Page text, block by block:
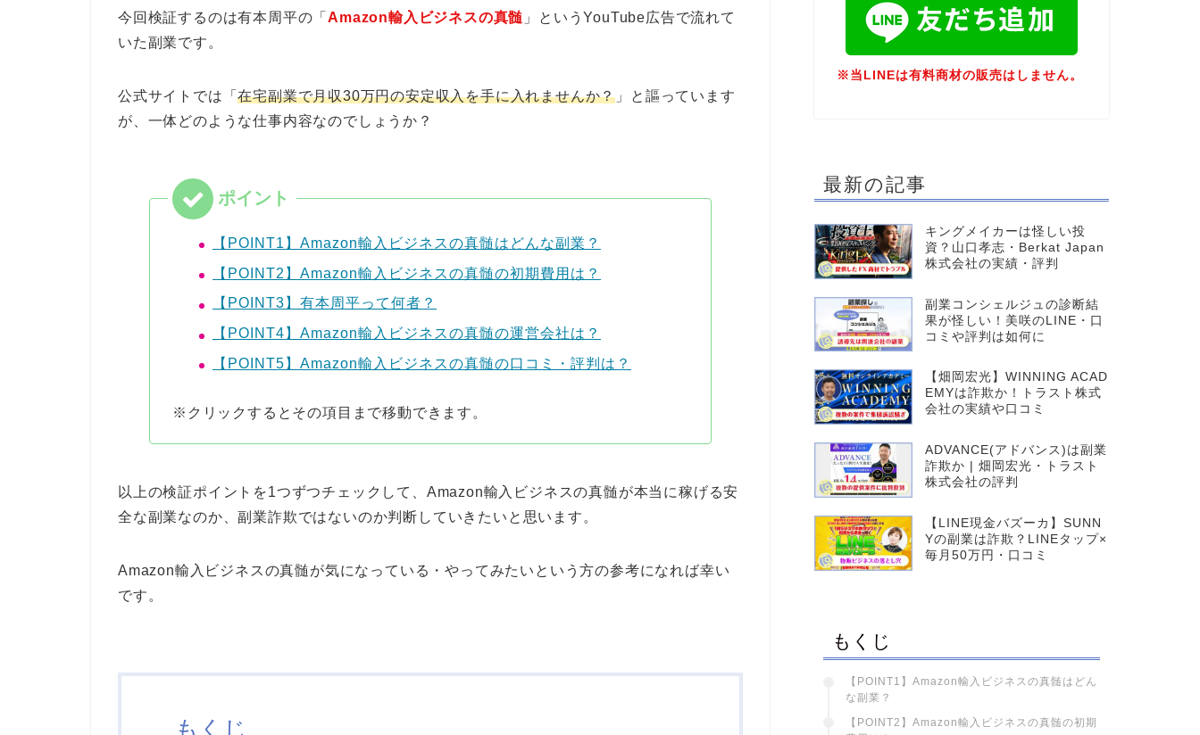
今回検証するのは有本周平の「Amazon輸入ビジネスの真髄 」というYouTube広告で流れて
いた副業です。
公式サイトでは「在宅副業で月収30万円の安定収入を手に入れませんか？ 」と謳っています
が、一体どのような仕事内容なのでしょうか？
【POINT1】Amazon輸入ビジネスの真髄はどんな副業？
【POINT2】Amazon輸入ビジネスの真髄の初期費用は？
【POINT3】有本周平って何者？
【POINT4】Amazon輸入ビジネスの真髄の運営会社は？
【POINT5】Amazon輸入ビジネスの真髄の口コミ・評判は？
※クリックするとその項目まで移動できます。
以上の検証ポイントを1つずつチェックして、Amazon輸入ビジネスの真髄が本当に稼げる安
全な副業なのか、副業詐欺ではないのか判断していきたいと思います。
Amazon輸入ビジネスの真髄が気になっている・やってみたいという方の参考になれば幸い
です。
もくじ
※当LINEは有料商材の販売はしません。
最新の記事
キングメイカーは怪しい投
資？山口孝志・Berkat Japan
株式会社の実績・評判
副業コンシェルジュの診断結
果が怪しい！美咲のLINE・口
コミや評判は如何に
【畑岡宏光】WINNING ACAD
EMYは詐欺か！トラスト株式
会社の実績や口コミ
ADVANCE(アドバンス)は副業
詐欺か | 畑岡宏光・トラスト
株式会社の評判
【LINE現金バズーカ】SUNN
Yの副業は詐欺？LINEタップ×
毎月50万円・口コミ
もくじ
【POINT1】Amazon輸入ビジネスの真髄はどん
な副業？
【POINT2】Amazon輸入ビジネスの真髄の初期